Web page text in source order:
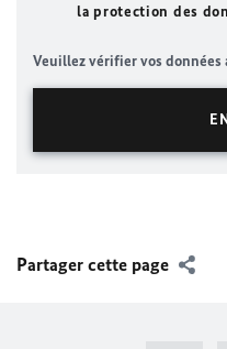
la protection des
Veuillez vérifier vos données
Partager cette page